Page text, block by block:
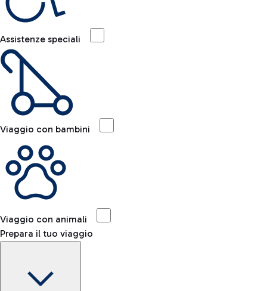
Assistenze speciali
Viaggio con bambini
Viaggio con animali
Prepara il tuo viaggio